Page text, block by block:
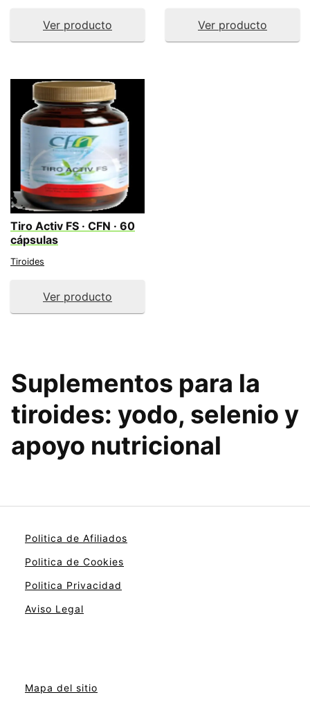
Ver producto Ver producto
Tiro Activ FS · CFN · 60
cápsulas
Tiroides
Ver producto
Suplementos para la
tiroides: yodo, selenio y
apoyo nutricional
Politica de Afiliados
Politica de Cookies
Politica Privacidad
Aviso Legal
Mapa del sitio